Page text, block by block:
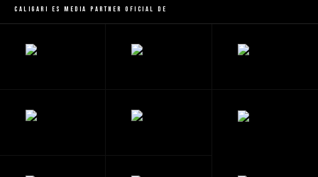
Caligari es Media Partner Oficial de